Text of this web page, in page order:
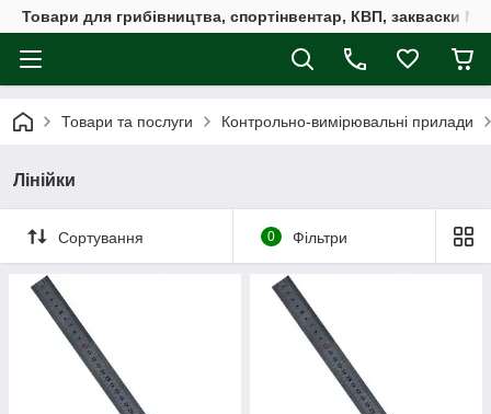
Товари для грибівництва, спортінвентар, КВП, закваски
Товари та послуги Контрольно-вимірювальні прилади
Лінійки
Сортування 0 Фільтри